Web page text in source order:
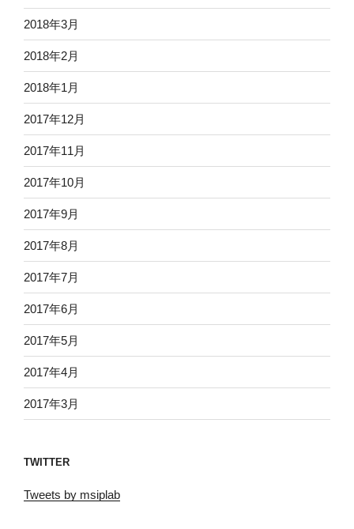
2018年3月
2018年2月
2018年1月
2017年12月
2017年11月
2017年10月
2017年9月
2017年8月
2017年7月
2017年6月
2017年5月
2017年4月
2017年3月
TWITTER
Tweets by msiplab